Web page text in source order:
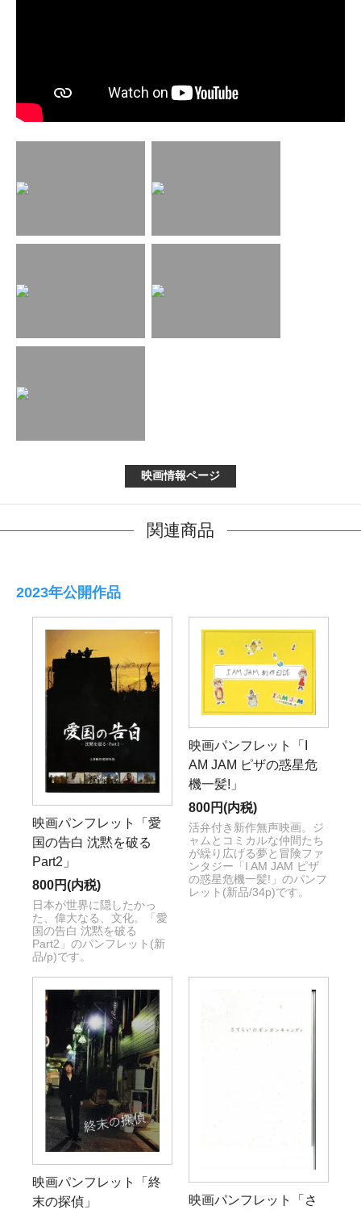
映画情報ページ
関連商品
2023年公開作品
映画パンフレット「愛
国の告白 沈黙を破る
Part2」
800円(内税)
日本が世界に隠したかっ
た、偉大なる、文化。「愛
国の告白 沈黙を破る
Part2」のパンフレット(新
品/p)です。
映画パンフレット「I
AM JAM ピザの惑星危
機一髪!」
800円(内税)
活弁付き新作無声映画。ジ
ャムとコミカルな仲間たち
が繰り広げる夢と冒険ファ
ンタジー「I AM JAM ピザ
の惑星危機一髪!」のパンフ
レット(新品/34p)です。
映画パンフレット「終
末の探偵」
映画パンフレット「さ